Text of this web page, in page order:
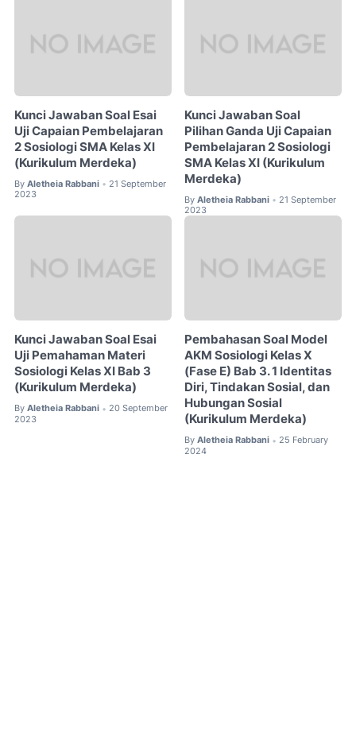
Kunci Jawaban Soal Esai
Uji Capaian Pembelajaran
2 Sosiologi SMA Kelas XI
(Kurikulum Merdeka)
By Aletheia Rabbani • 21 September
2023
Kunci Jawaban Soal
Pilihan Ganda Uji Capaian
Pembelajaran 2 Sosiologi
SMA Kelas XI (Kurikulum
Merdeka)
By Aletheia Rabbani • 21 September
2023
Kunci Jawaban Soal Esai
Uji Pemahaman Materi
Sosiologi Kelas XI Bab 3
(Kurikulum Merdeka)
By Aletheia Rabbani • 20 September
2023
Pembahasan Soal Model
AKM Sosiologi Kelas X
(Fase E) Bab 3. 1 Identitas
Diri, Tindakan Sosial, dan
Hubungan Sosial
(Kurikulum Merdeka)
By Aletheia Rabbani • 25 February
2024